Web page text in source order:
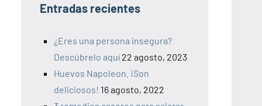
Entradas recientes
¿Eres una persona insegura?
Descúbrelo aquí 22 agosto, 2023
Huevos Napoleon. ¡Son
deliciosos! 16 agosto, 2022